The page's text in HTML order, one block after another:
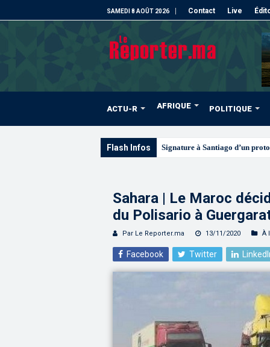
SAMEDI 8 AOÛT 2026 Contact Live
ACTU-R AFRIQUE POLITIQUE
Flash Infos Les CRI mobilisés du 10 au
Sahara | Le Maroc
du Polisario à
Par Le Reporter.ma 13/11/2020 À
Facebook Twitter